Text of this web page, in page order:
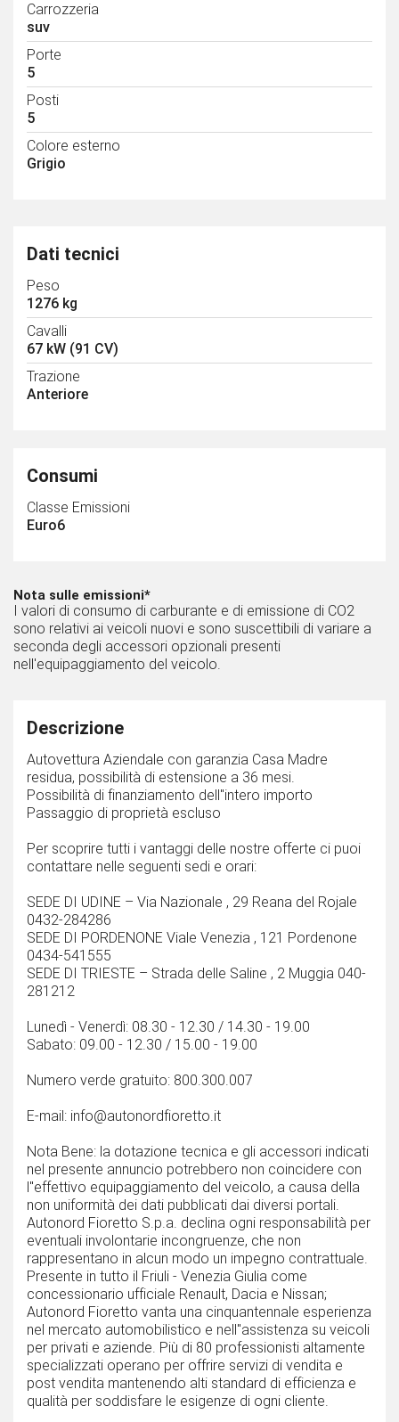
Carrozzeria
suv
Porte
5
Posti
5
Colore esterno
Grigio
Dati tecnici
Peso
1276 kg
Cavalli
67 kW (91 CV)
Trazione
Anteriore
Consumi
Classe Emissioni
Euro6
Nota sulle emissioni*
I valori di consumo di carburante e di emissione di CO2
sono relativi ai veicoli nuovi e sono suscettibili di variare a
seconda degli accessori opzionali presenti
nell'equipaggiamento del veicolo.
Descrizione
Autovettura Aziendale con garanzia Casa Madre
residua, possibilità di estensione a 36 mesi.
Possibilità di finanziamento dell''intero importo
Passaggio di proprietà escluso
Per scoprire tutti i vantaggi delle nostre offerte ci puoi
contattare nelle seguenti sedi e orari:
SEDE DI UDINE – Via Nazionale , 29 Reana del Rojale
0432-284286
SEDE DI PORDENONE Viale Venezia , 121 Pordenone
0434-541555
SEDE DI TRIESTE – Strada delle Saline , 2 Muggia 040-
281212
Lunedì - Venerdì: 08.30 - 12.30 / 14.30 - 19.00
Sabato: 09.00 - 12.30 / 15.00 - 19.00
Numero verde gratuito: 800.300.007
E-mail: info@autonordfioretto.it
Nota Bene: la dotazione tecnica e gli accessori indicati
nel presente annuncio potrebbero non coincidere con
l''effettivo equipaggiamento del veicolo, a causa della
non uniformità dei dati pubblicati dai diversi portali.
Autonord Fioretto S.p.a. declina ogni responsabilità per
eventuali involontarie incongruenze, che non
rappresentano in alcun modo un impegno contrattuale.
Presente in tutto il Friuli - Venezia Giulia come
concessionario ufficiale Renault, Dacia e Nissan;
Autonord Fioretto vanta una cinquantennale esperienza
nel mercato automobilistico e nell''assistenza su veicoli
per privati e aziende. Più di 80 professionisti altamente
specializzati operano per offrire servizi di vendita e
post vendita mantenendo alti standard di efficienza e
qualità per soddisfare le esigenze di ogni cliente.